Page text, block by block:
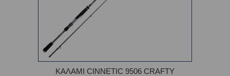
ΚΑΛΑΜΙ CINNETIC 9506 CRAFTY